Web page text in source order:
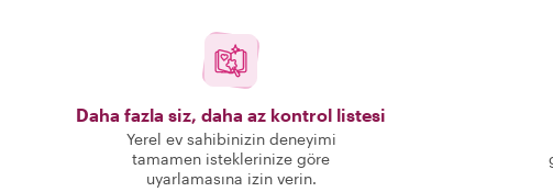
Daha fazla siz, daha az kontrol listesi
Yerel ev sahibinizin deneyimi
tamamen isteklerinize göre
uyarlamasına izin verin.